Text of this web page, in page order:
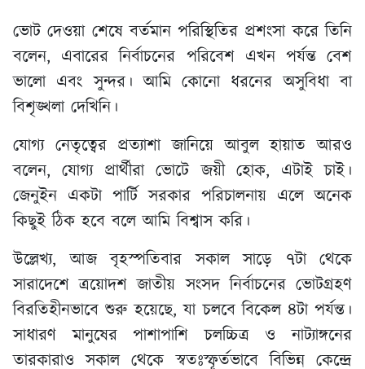
ভোট দেওয়া শেষে বর্তমান পরিস্থিতির প্রশংসা করে তিনি
বলেন, এবারের নির্বাচনের পরিবেশ এখন পর্যন্ত বেশ
ভালো এবং সুন্দর। আমি কোনো ধরনের অসুবিধা বা
বিশৃঙ্খলা দেখিনি।
যোগ্য নেতৃত্বের প্রত্যাশা জানিয়ে আবুল হায়াত আরও
বলেন, যোগ্য প্রার্থীরা ভোটে জয়ী হোক, এটাই চাই।
জেনুইন একটা পার্টি সরকার পরিচালনায় এলে অনেক
কিছুই ঠিক হবে বলে আমি বিশ্বাস করি।
উল্লেখ্য, আজ বৃহস্পতিবার সকাল সাড়ে ৭টা থেকে
সারাদেশে ত্রয়োদশ জাতীয় সংসদ নির্বাচনের ভোটগ্রহণ
বিরতিহীনভাবে শুরু হয়েছে, যা চলবে বিকেল ৪টা পর্যন্ত।
সাধারণ মানুষের পাশাপাশি চলচ্চিত্র ও নাট্যাঙ্গনের
তারকারাও সকাল থেকে স্বতঃস্ফূর্তভাবে বিভিন্ন কেন্দ্রে